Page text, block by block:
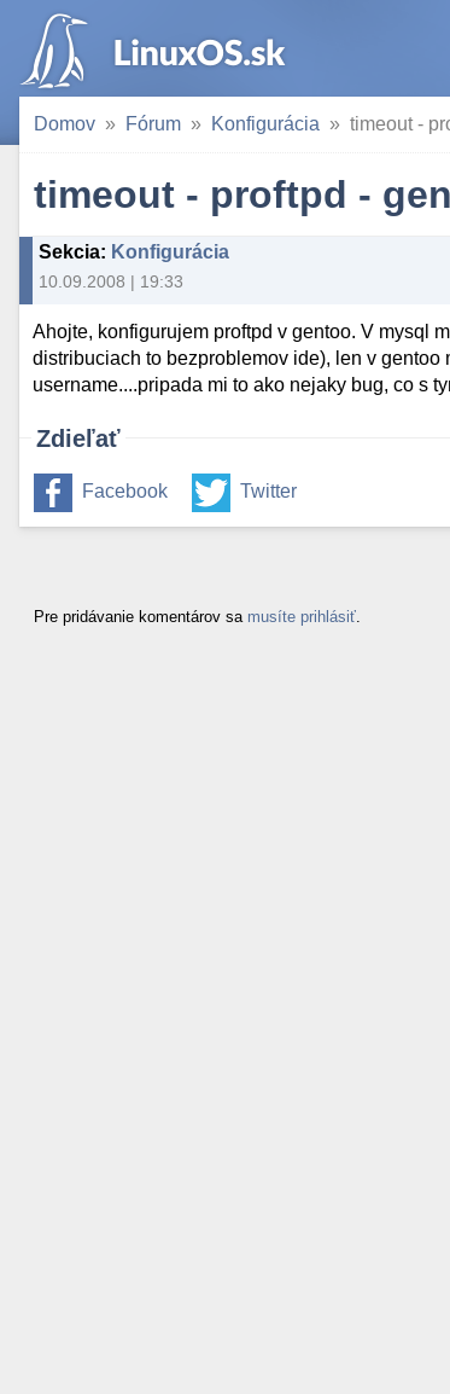
Domov Fórum Konfigurácia timeout -
timeout - proftpd -
Sekcia: Konfigurácia
10.09.2008 | 19:33
Ahojte, konfigurujem proftpd v gentoo. V mysql
distribuciach to bezproblemov ide), len v
username....pripada mi to ako nejaky bug, co s
Zdieľať
Facebook Twitter
Pre pridávanie komentárov sa musíte prihlásiť